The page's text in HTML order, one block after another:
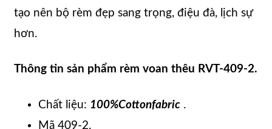
tạo nên bộ rèm đẹp sang trọng, điệu đà, lịch sự
hơn.
Thông tin sản phẩm rèm voan thêu RVT-409-2.
Chất liệu: 100%Cottonfabric .
Mã 409-2.